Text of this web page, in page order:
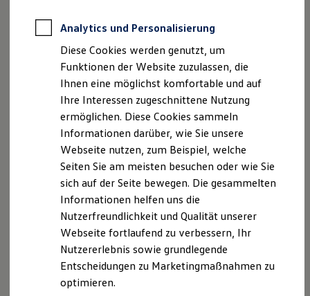
Zertifizierte Gebrauchtwagen
Für Privatkunden
Für Gewerbekunden
Leasing
Für Privatkunden
Für Gewerbekunden
Versicherungen & Garantien
Garantien
Kfz-Versicherung für Nutzfahrzeuge
Restschuldversicherung
Wartungsverträge
Besitzer & Service
Reparatur & Service
Sommer-Special
Reparatur, Pflege & Inspektion
Servicetermin anfragen
Service-Vorteile bei Volkswagen Nutzfahrzeuge
ServicePlus
Economy Service
Räder & Reifen Service
Ersatzfahrzeuge
An den Drei Hasen 3
61440 Oberursel
Telefonnummer: 06171/59000
Faxnummer: 06171/55055
E-Mail:kontakt@autohauskoch.com
Umsatzst.-ID-Nr.: DE202713665
Registergericht: Amtsgericht Bad Homburg v.d. Höhe
HRB 6247
Geschäftsführer: Zaklina und Rüdiger Koch
Wir sind nicht bereit oder verpflichtet, am
Streitbeilegungsverfahren vor einer
Verbraucherschlichtungsstelle teilzunehmen.
Analytics und Personalisierung
Diese Cookies werden genutzt, um
Funktionen der Website zuzulassen, die
Ihnen eine möglichst komfortable und auf
Ihre Interessen zugeschnittene Nutzung
ermöglichen. Diese Cookies sammeln
Informationen darüber, wie Sie unsere
Webseite nutzen, zum Beispiel, welche
Seiten Sie am meisten besuchen oder wie Sie
sich auf der Seite bewegen. Die gesammelten
Informationen helfen uns die
Nutzerfreundlichkeit und Qualität unserer
Webseite fortlaufend zu verbessern, Ihr
Nutzererlebnis sowie grundlegende
Entscheidungen zu Marketingmaßnahmen zu
optimieren.